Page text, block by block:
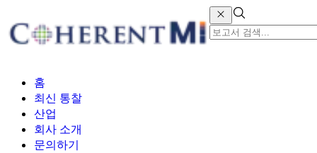
홈
최신 통찰
산업
회사 소개
문의하기